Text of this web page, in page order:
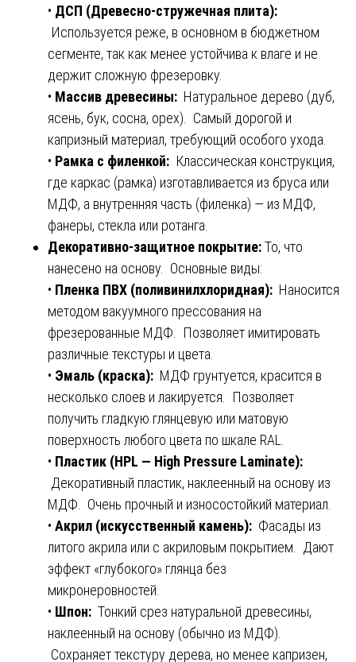
• ДСП (Древесно-стружечная плита):
Используется реже, в основном в бюджетном
сегменте, так как менее устойчива к влаге и не
держит сложную фрезеровку.
• Массив древесины: Натуральное дерево (дуб,
ясень, бук, сосна, орех). Самый дорогой и
капризный материал, требующий особого ухода.
• Рамка с филенкой: Классическая конструкция,
где каркас (рамка) изготавливается из бруса или
МДФ, а внутренняя часть (филенка) — из МДФ,
фанеры, стекла или ротанга.
Декоративно-защитное покрытие:То, что
нанесено на основу. Основные виды:
• Пленка ПВХ (поливинилхлоридная): Наносится
методом вакуумного прессования на
фрезерованные МДФ. Позволяет имитировать
различные текстуры и цвета.
• Эмаль (краска): МДФ грунтуется, красится в
несколько слоев и лакируется. Позволяет
получить гладкую глянцевую или матовую
поверхность любого цвета по шкале RAL.
• Пластик (HPL — High Pressure Laminate):
Декоративный пластик, наклеенный на основу из
МДФ. Очень прочный и износостойкий материал.
• Акрил (искусственный камень): Фасады из
литого акрила или с акриловым покрытием. Дают
эффект «глубокого» глянца без
микронеровностей.
• Шпон: Тонкий срез натуральной древесины,
наклеенный на основу (обычно из МДФ).
Сохраняет текстуру дерева, но менее капризен,